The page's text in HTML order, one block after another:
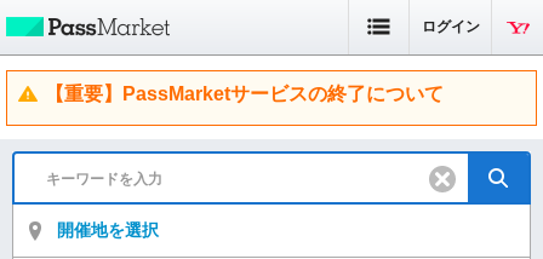
ログイン
【重要】PassMarketサービスの終了について
開催地を選択